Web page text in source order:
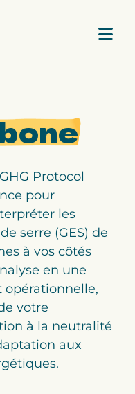
Protocol
pour
les
serre (GES) de
à vos côtés
en une
votre
à la neutralité
aux